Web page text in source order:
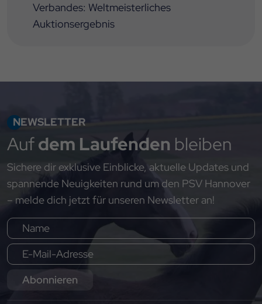
Verbandes: Weltmeisterliches
Auktionsergebnis
NEWSLETTER
Aufdem Laufenden bleiben
Sichere dir exklusive Einblicke, aktuelle Updates und
spannende Neuigkeiten rund um den PSV Hannover
– melde dich jetzt für unseren Newsletter an!
Abonnieren